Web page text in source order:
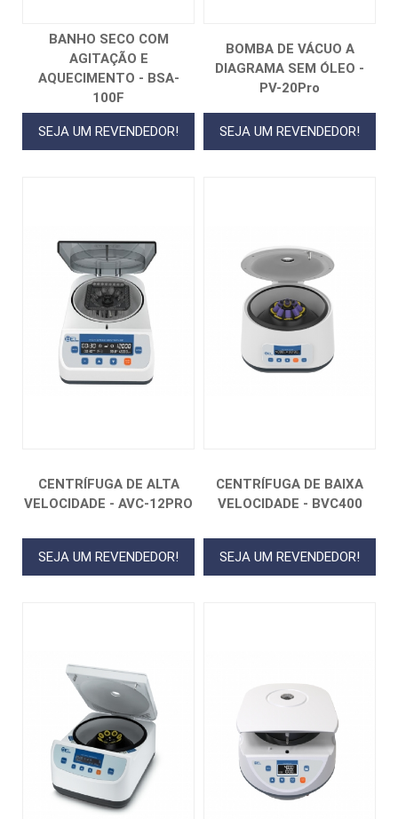
BANHO SECO COM
AGITAÇÃO E
AQUECIMENTO - BSA-
100F
SEJA UM REVENDEDOR!
BOMBA DE VÁCUO A
DIAGRAMA SEM ÓLEO -
PV-20Pro
SEJA UM REVENDEDOR!
CENTRÍFUGA DE ALTA
VELOCIDADE - AVC-12PRO
SEJA UM REVENDEDOR!
CENTRÍFUGA DE BAIXA
VELOCIDADE - BVC400
SEJA UM REVENDEDOR!